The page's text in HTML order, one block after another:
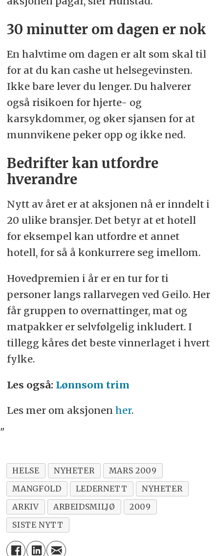
30 minutter om dagen er nok
En halvtime om dagen er alt som skal til
for at du kan cashe ut helsegevinsten.
Ikke bare lever du lenger. Du halverer
også risikoen for hjerte- og
karsykdommer, og øker sjansen for at
munnvikene peker opp og ikke ned.
Bedrifter kan utfordre
hverandre
Nytt av året er at aksjonen nå er inndelt i
20 ulike bransjer. Det betyr at et hotell
for eksempel kan utfordre et annet
hotell, for så å konkurrere seg imellom.
Hovedpremien i år er en tur for ti
personer langs rallarvegen ved Geilo. Her
får gruppen to overnattinger, mat og
matpakker er selvfølgelig inkludert. I
tillegg kåres det beste vinnerlaget i hvert
fylke.
Les også: Lønnsom trim
Les mer om aksjonen her.
"
HELSE NYHETER
MARS 2009
MANGFOLD
LEDERNETT
NYHETER
ARKIV
ARBEIDSMILJØ
2009
SISTE NYTT